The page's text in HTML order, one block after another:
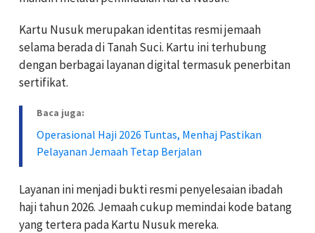
Kartu Nusuk merupakan identitas resmi jemaah
selama berada di Tanah Suci. Kartu ini terhubung
dengan berbagai layanan digital termasuk penerbitan
sertifikat.
Baca juga:
Operasional Haji 2026 Tuntas, Menhaj Pastikan
Pelayanan Jemaah Tetap Berjalan
Layanan ini menjadi bukti resmi penyelesaian ibadah
haji tahun 2026. Jemaah cukup memindai kode batang
yang tertera pada Kartu Nusuk mereka.